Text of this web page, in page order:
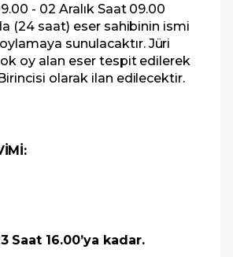
- 02 Aralık Saat 09.00
(24 saat) eser sahibinin ismi
sunulacaktır. Jüri
oy alan eser tespit edilerek
olarak ilan edilecektir.
Teslimi
Saat 16.00’ya kadar.